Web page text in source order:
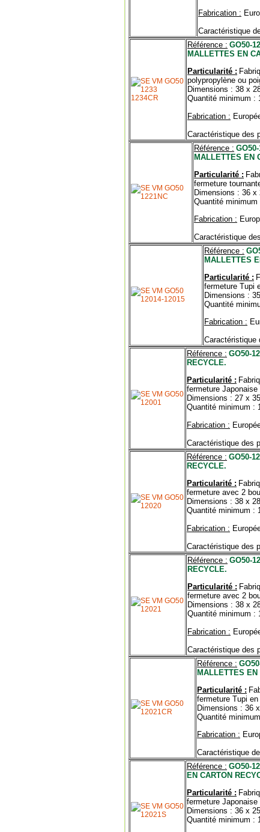
Fabrication :
Caractéristique
Référence : GO50-
MALLETTES EN
Particularité :
polypropylène ou
Dimensions : 38 x
Quantité minimum :
Fabrication :
Caractéristique des
Référence :
MALLETTES EN
Particularité :
fermeture
Dimensions : 36
Quantité minimum
Fabrication :
Caractéristique
Référence :
MALLETTES
Particularité :
fermeture Tupi
Dimensions :
Quantité
Fabrication :
Caractéristique
Référence : GO50-
RECYCLE.
Particularité :
fermeture
Dimensions : 27 x
Quantité minimum :
Fabrication :
Caractéristique des
Référence : GO50-
RECYCLE.
Particularité :
fermeture avec 2
Dimensions : 38 x
Quantité minimum :
Fabrication :
Caractéristique des
Référence : GO50-
RECYCLE.
Particularité :
fermeture avec 2
Dimensions : 38 x
Quantité minimum :
Fabrication :
Caractéristique des
Référence :
MALLETTES EN
Particularité :
fermeture Tupi
Dimensions : 36
Quantité
Fabrication :
Caractéristique
Référence : GO50-
EN CARTON
Particularité :
fermeture
Dimensions : 36 x
Quantité minimum :